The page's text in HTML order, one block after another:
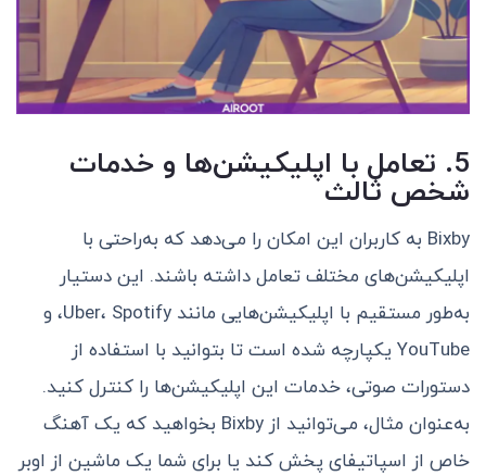
5. تعامل با اپلیکیشن‌ها و خدمات
شخص ثالث
Bixby به کاربران این امکان را می‌دهد که به‌راحتی با
اپلیکیشن‌های مختلف تعامل داشته باشند. این دستیار
به‌طور مستقیم با اپلیکیشن‌هایی مانند Uber، Spotify، و
YouTube یکپارچه شده است تا بتوانید با استفاده از
دستورات صوتی، خدمات این اپلیکیشن‌ها را کنترل کنید.
به‌عنوان مثال، می‌توانید از Bixby بخواهید که یک آهنگ
خاص از اسپاتیفای پخش کند یا برای شما یک ماشین از اوبر